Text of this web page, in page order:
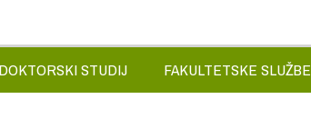
DOKTORSKI STUDIJ FAKULTETSKE SLUŽBE